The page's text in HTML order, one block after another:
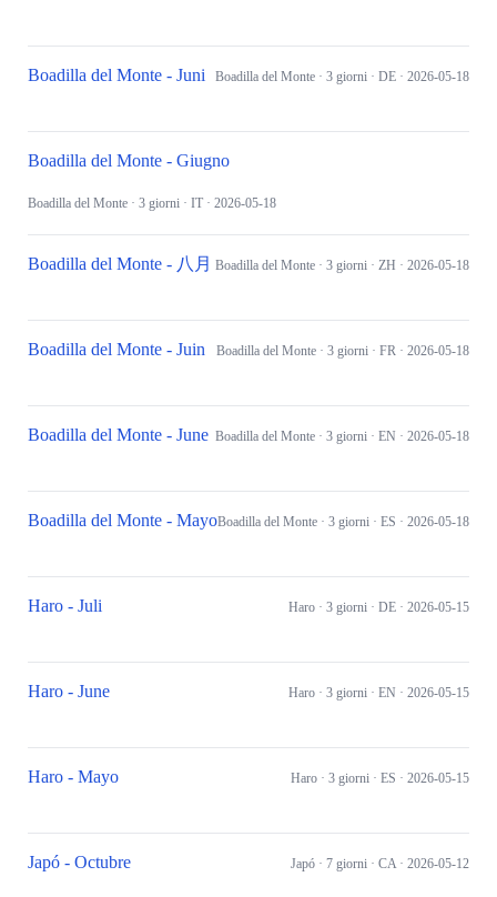
Boadilla del Monte - Juni Boadilla del Monte · 3 giorni · DE · 2026-05-18
Boadilla del Monte - Giugno
Boadilla del Monte · 3 giorni · IT · 2026-05-18
Boadilla del Monte - 八月 Boadilla del Monte · 3 giorni · ZH · 2026-05-18
Boadilla del Monte - Juin Boadilla del Monte · 3 giorni · FR · 2026-05-18
Boadilla del Monte - June Boadilla del Monte · 3 giorni · EN · 2026-05-18
Boadilla del Monte - MayoBoadilla del Monte · 3 giorni · ES · 2026-05-18
Haro - Juli Haro · 3 giorni · DE · 2026-05-15
Haro - June Haro · 3 giorni · EN · 2026-05-15
Haro - Mayo Haro · 3 giorni · ES · 2026-05-15
Japó - Octubre Japó · 7 giorni · CA· 2026-05-12